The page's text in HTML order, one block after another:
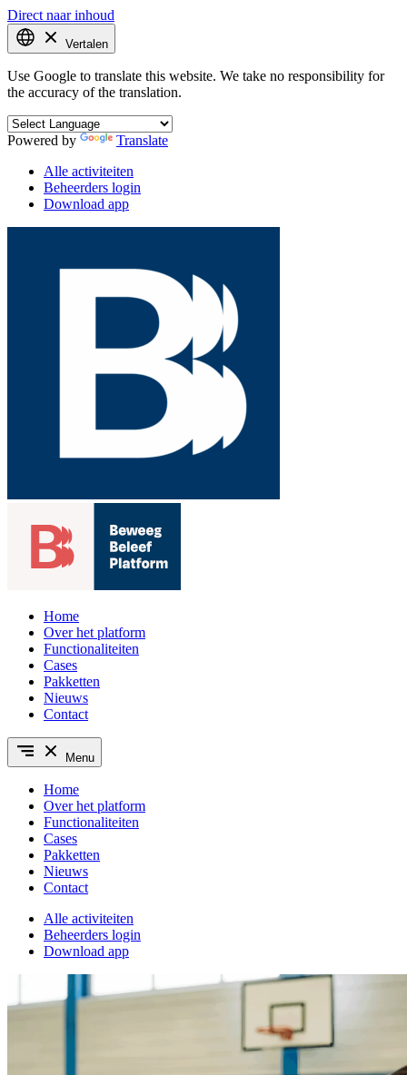
Direct naar inhoud
Vertalen
Use Google to translate this website. We take no responsibility for
the accuracy of the translation.
Powered by
Translate
Alle activiteiten
Beheerders login
Download app
Home
Over het platform
Functionaliteiten
Cases
Pakketten
Nieuws
Contact
Menu
Home
Over het platform
Functionaliteiten
Cases
Pakketten
Nieuws
Contact
Alle activiteiten
Beheerders login
Download app